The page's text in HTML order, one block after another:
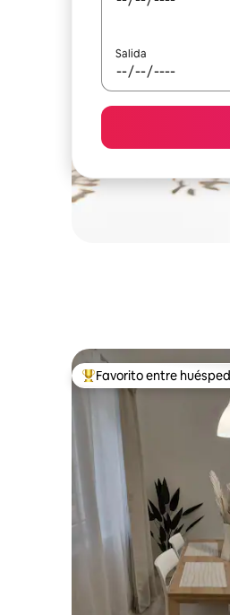
Salida
De los mejores en
Favorito entre